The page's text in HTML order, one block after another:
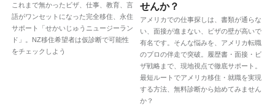
これまで無かったビザ、仕事、教育、言
語がワンセットになった完全移住、永住
サポート「せかいじゅうニュージーラン
ド」。NZ移住希望者は仮診断で可能性
をチェックしよう
せんか？
アメリカでの仕事探しは、書類が通らな
い、面接が進まない、ビザの壁が高いで
有名です。そんな悩みを、アメリカ転職
のプロの伴走で突破。履歴書・面接・ビ
ザ戦略まで、現地視点で徹底サポート。
最短ルートでアメリカ移住・就職を実現
する方法、無料診断から始めてみません
か？